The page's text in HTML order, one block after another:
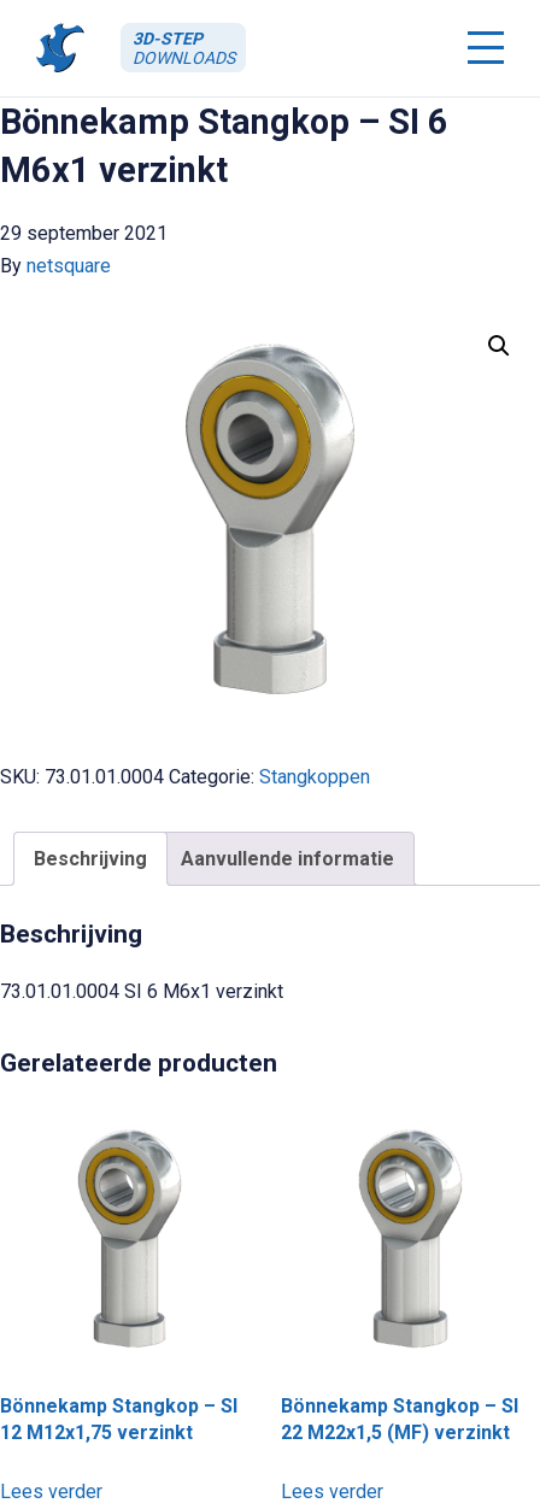
3D-STEP
DOWNLOADS
Bönnekamp Stangkop – SI 6
M6x1 verzinkt
29 september 2021
By netsquare
SKU: 73.01.01.0004 Categorie: Stangkoppen
Beschrijving Aanvullende informatie
Beschrijving
73.01.01.0004 SI 6 M6x1 verzinkt
Gerelateerde producten
Bönnekamp Stangkop – SI
12 M12x1,75 verzinkt
Lees verder
Bönnekamp Stangkop – SI
22 M22x1,5 (MF) verzinkt
Lees verder